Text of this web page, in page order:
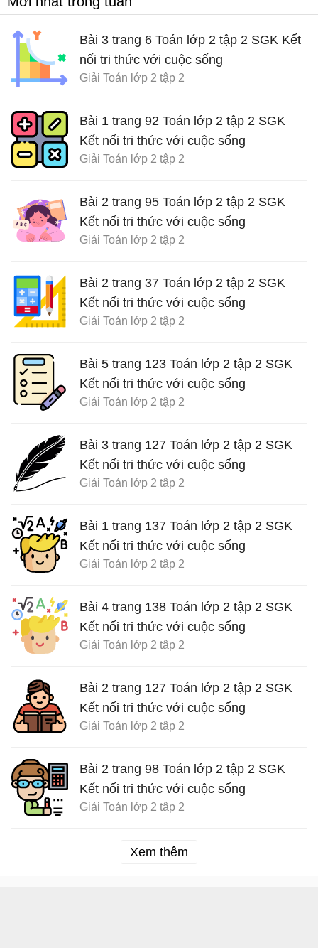
Bài 3 trang 6 Toán lớp 2 tập 2 SGK Kết
nối tri thức với cuộc sống
Giải Toán lớp 2 tập 2
Bài 1 trang 92 Toán lớp 2 tập 2 SGK
Kết nối tri thức với cuộc sống
Giải Toán lớp 2 tập 2
Bài 2 trang 95 Toán lớp 2 tập 2 SGK
Kết nối tri thức với cuộc sống
Giải Toán lớp 2 tập 2
Bài 2 trang 37 Toán lớp 2 tập 2 SGK
Kết nối tri thức với cuộc sống
Giải Toán lớp 2 tập 2
Bài 5 trang 123 Toán lớp 2 tập 2 SGK
Kết nối tri thức với cuộc sống
Giải Toán lớp 2 tập 2
Bài 3 trang 127 Toán lớp 2 tập 2 SGK
Kết nối tri thức với cuộc sống
Giải Toán lớp 2 tập 2
Bài 1 trang 137 Toán lớp 2 tập 2 SGK
Kết nối tri thức với cuộc sống
Giải Toán lớp 2 tập 2
Bài 4 trang 138 Toán lớp 2 tập 2 SGK
Kết nối tri thức với cuộc sống
Giải Toán lớp 2 tập 2
Bài 2 trang 127 Toán lớp 2 tập 2 SGK
Kết nối tri thức với cuộc sống
Giải Toán lớp 2 tập 2
Bài 2 trang 98 Toán lớp 2 tập 2 SGK
Kết nối tri thức với cuộc sống
Giải Toán lớp 2 tập 2
Xem thêm